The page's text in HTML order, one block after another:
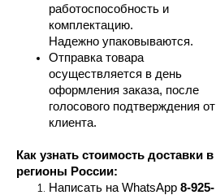
работоспособность и
комплектацию.
Надежно упаковываются.
Отправка товара
осуществляется в день
оформления заказа, после
голосового подтверждения от
клиента.
Как узнать стоимость доставки в
регионы России:
Написать на WhatsApp 8-925-